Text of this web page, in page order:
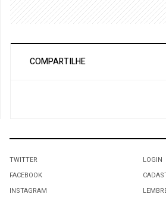
COMPARTILHE
TWITTER
FACEBOOK
INSTAGRAM
LOGIN